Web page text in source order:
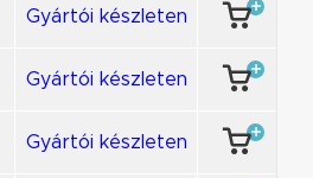
Gyártói készleten
Gyártói készleten
Gyártói készleten